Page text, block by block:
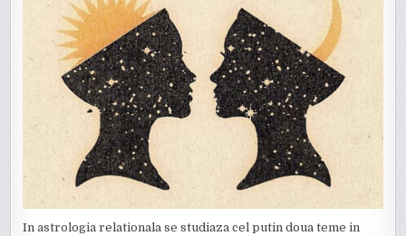
In astrologia relationala se studiaza cel putin doua teme in